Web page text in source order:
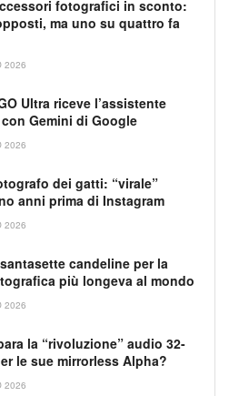
fotografici in sconto:
ma uno su quattro fa
2026
Ultra riceve l’assistente
Gemini di Google
2026
dei gatti: “virale”
anni prima di Instagram
2026
candeline per la
più longeva al mondo
2026
la “rivoluzione” audio 32-
le sue mirrorless Alpha?
2026